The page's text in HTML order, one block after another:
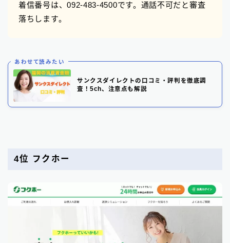
着信番号は、092-483-4500です。通話不可だと審査
落ちします。
あわせて読みたい
サンクスダイレクトの口コミ・評判を徹底調
査！5ch、注意点も解説
4位 フクホー